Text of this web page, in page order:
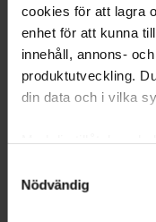
cookies för att lagra
enhet för att kunna
innehåll, annons-
produktutveckling.
din data och i vilka
kan ha en
Nödvändig
Kontakt